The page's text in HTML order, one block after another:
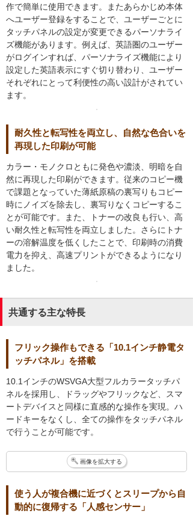
作で簡単に使用できます。またあらかじめ本体
へユーザー登録をすることで、ユーザーごとに
タッチパネルの設定が変更できるパーソナライ
ズ機能があります。例えば、英語圏のユーザー
がログインすれば、パーソナライズ機能により
設定した英語表示にすぐ切り替わり、ユーザー
それぞれにとって利便性の高い設計がされてい
ます。
耐久性と転写性を両立し、自然な色合いを
再現した印刷が可能
カラー・モノクロともに発色や濃淡、明暗を自
然に再現した印刷ができます。従来のコピー機
で課題となっていた薄紙原稿の裏写りもコピー
時にノイズを除去し、裏写りなくコピーするこ
とが可能です。また、トナーの改良も行い、高
い耐久性と転写性を両立しました。さらにトナ
ーの溶解温度を低くしたことで、印刷時の消費
電力を抑え、高速プリントができるようになり
ました。
共通する主な特長
フリック操作もできる「10.1インチ静電タ
ッチパネル」を搭載
10.1インチのWSVGA大型フルカラータッチパ
ネルを採用し、ドラッグやフリックなど、スマ
ートデバイスと同様に直感的な操作を実現。ハ
ードキーをなくし、全ての操作をタッチパネル
で行うことが可能です。
画像を拡大する
使う人が複合機に近づくとスリープから自
動的に復帰する「人感センサー」